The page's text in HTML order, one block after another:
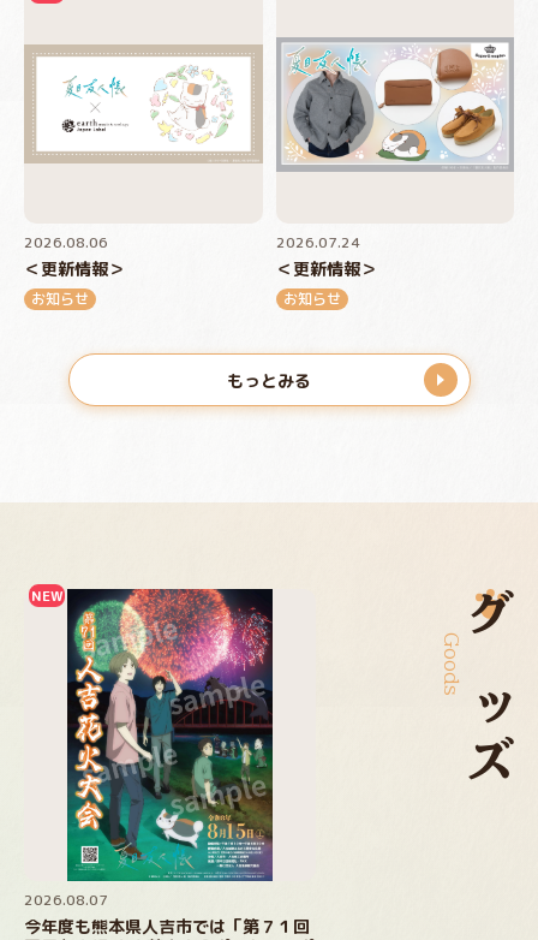
2026.08.06
＜更新情報＞
お知らせ
2026.07.24
＜更新情報＞
お知らせ
もっとみる
Goods グッズ
2026.08.07
今年度も熊本県人吉市では「第７１回